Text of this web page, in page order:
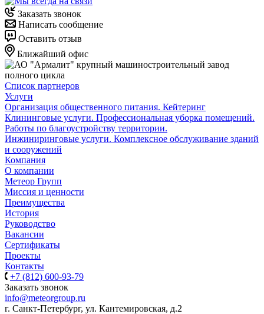
Заказать звонок
Написать сообщение
Оставить отзыв
Ближайший офис
Список партнеров
Услуги
Организация общественного питания. Кейтеринг
Клининговые услуги. Профессиональная уборка помещений.
Работы по благоустройству территории.
Инжиниринговые услуги. Комплексное обслуживание зданий
и сооружений
Компания
О компании
Метеор Групп
Миссия и ценности
Преимущества
История
Руководство
Вакансии
Сертификаты
Проекты
Контакты
+7 (812) 600-93-79
Заказать звонок
info@meteorgroup.ru
г. Санкт-Петербург, ул. Кантемировская, д.2